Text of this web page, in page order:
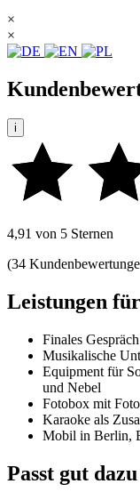
×
×
i
4,91 von 5 Sternen
(34
Leistungen
Finales Gespräch
Musikalische
Equipment für
und Nebel
Fotobox mit
Karaoke als
Mobil in Berlin,
Passt gut dazu